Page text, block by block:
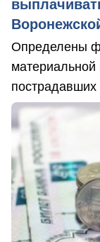
Определены
материальной
пострадавших